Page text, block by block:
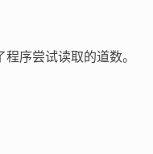
序尝试读取的道数。